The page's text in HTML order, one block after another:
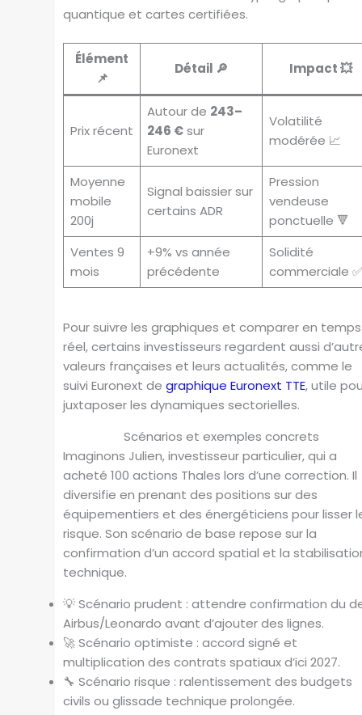
quantique et cartes certifiées.
Élément
📌
Détail 🔎 Impact 💥
Prix récent
Autour de 243–
246 €sur
Euronext
Volatilité
modérée 📈
Moyenne
mobile
200j
Signal baissier sur
certains ADR
Pression
vendeuse
ponctuelle 🔻
Ventes 9
mois
+9% vs année
précédente
Solidité
commerciale ✅
Pour suivre les graphiques et comparer en temps
réel, certains investisseurs regardent aussi
valeurs françaises et leurs actualités, comme le
suivi Euronext degraphique Euronext TTE, utile
juxtaposer les dynamiques sectorielles.
Scénarios et exemples concrets
Imaginons Julien, investisseur particulier, qui a
acheté 100 actions Thales lors d’une correction. Il
diversifie en prenant des positions sur des
équipementiers et des énergéticiens pour lisser
risque. Son scénario de base repose sur la
confirmation d’un accord spatial et la
technique.
💡 Scénario prudent : attendre confirmation du
Airbus/Leonardo avant d’ajouter des lignes.
🚀 Scénario optimiste : accord signé et
multiplication des contrats spatiaux d’ici 2027.
🔧 Scénario risque : ralentissement des budgets
civils ou glissade technique prolongée.